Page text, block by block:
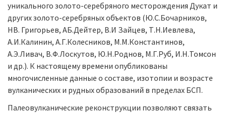
уникального золото-серебряного месторождения Дукат и
других золото-серебряных объектов (Ю.С.Бочарников,
НВ. Григорьев, АБ.Дейтер, В.И Зайцев, Т.Н.Иевлева,
А.И.Калинин, А.Г.Колесников, М.М.Константинов,
А.Э.Ливач, В.Ф.Лоскутов, Ю.Н.Роднов, М.Г.Руб, И.Н.Томсон
и др.). К настоящему времени опубликованы
многочисленные данные о составе, изотопии и возрасте
вулканических и рудных образований в пределах БСП.
Палеовулканические реконструкции позволяют связать